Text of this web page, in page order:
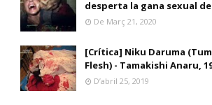
desperta la gana sexual
De Març 21, 2020
[Crítica] Niku Daruma
Flesh) - Tamakishi Anaru,
D’abril 25, 2019